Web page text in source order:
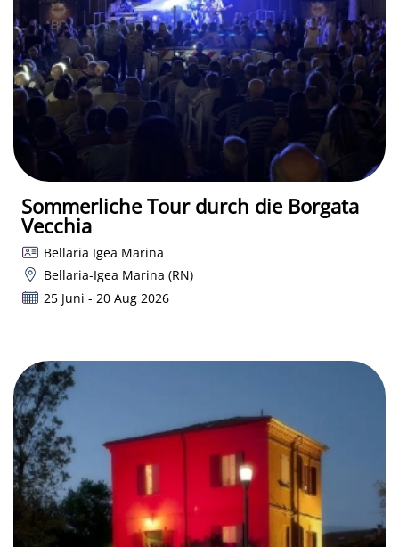
Sommerliche Tour durch die Borgata
Vecchia
Bellaria Igea Marina
Bellaria-Igea Marina (RN)
25 Juni - 20 Aug 2026